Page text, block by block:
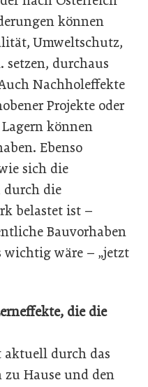
können
Umweltschutz,
setzen, durchaus
Nachholeffekte
Projekte oder
können
Ebenso
sich die
durch die
belastet ist –
Bauvorhaben
wichtig wäre – „jetzt
die die
durch das
Hause und den